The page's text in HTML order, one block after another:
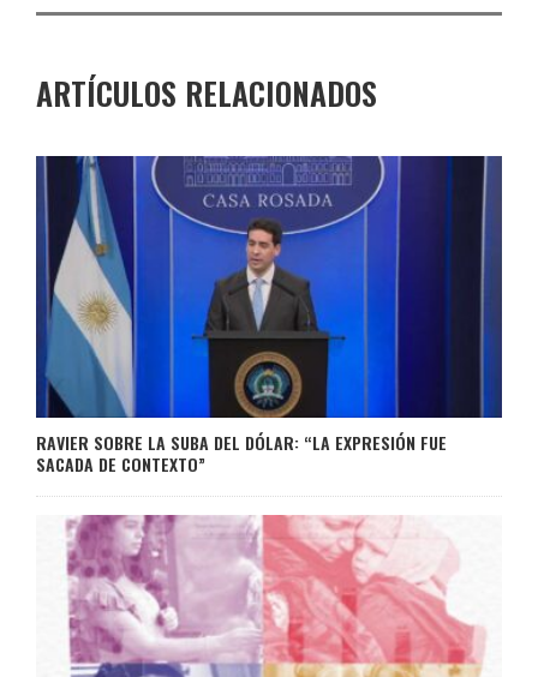
ARTÍCULOS RELACIONADOS
RAVIER SOBRE LA SUBA DEL DÓLAR: “LA EXPRESIÓN FUE
SACADA DE CONTEXTO”